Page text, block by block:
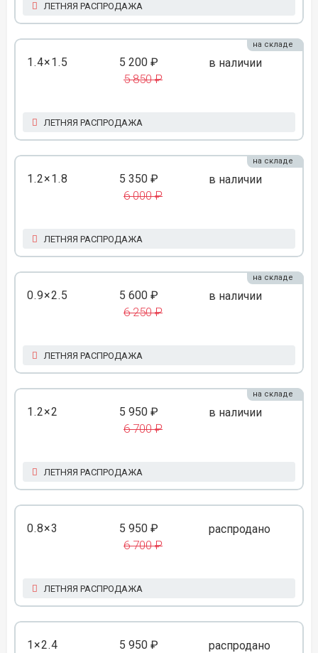
ЛЕТНЯЯ РАСПРОДАЖА
1.4×1.5 5 200 ₽
5 850 ₽
в наличии
на складе
ЛЕТНЯЯ РАСПРОДАЖА
1.2×1.8 5 350 ₽
6 000 ₽
в наличии
на складе
ЛЕТНЯЯ РАСПРОДАЖА
0.9×2.5 5 600 ₽
6 250 ₽
в наличии
на складе
ЛЕТНЯЯ РАСПРОДАЖА
1.2×2 5 950 ₽
6 700 ₽
в наличии
на складе
ЛЕТНЯЯ РАСПРОДАЖА
0.8×3 5 950 ₽
6 700 ₽
распродано
ЛЕТНЯЯ РАСПРОДАЖА
1×2.4 5 950 ₽ распродано